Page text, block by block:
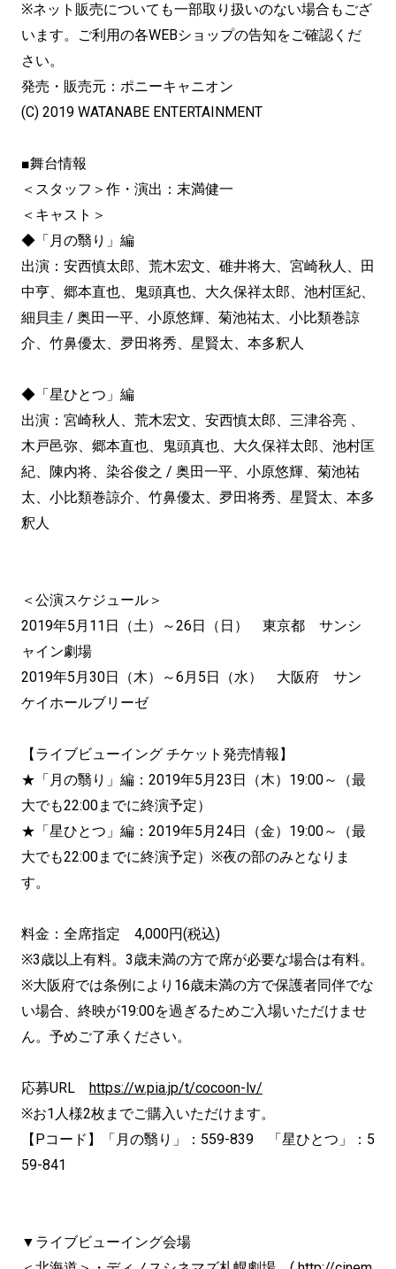
※ネット販売についても一部取り扱いのない場合もござ
います。ご利用の各WEBショップの告知をご確認くだ
さい。
発売・販売元：ポニーキャニオン
(C) 2019 WATANABE ENTERTAINMENT
■舞台情報
＜スタッフ＞作・演出：末満健一
＜キャスト＞
◆「月の翳り」編
出演：安西慎太郎、荒木宏文、碓井将大、宮崎秋人、田
中亨、郷本直也、鬼頭真也、大久保祥太郎、池村匡紀、
細貝圭 / 奥田一平、小原悠輝、菊池祐太、小比類巻諒
介、竹鼻優太、夛田将秀、星賢太、本多釈人
◆「星ひとつ」編
出演：宮崎秋人、荒木宏文、安西慎太郎、三津谷亮 、
木戸邑弥、郷本直也、鬼頭真也、大久保祥太郎、池村匡
紀、陳内将、染谷俊之 / 奥田一平、小原悠輝、菊池祐
太、小比類巻諒介、竹鼻優太、夛田将秀、星賢太、本多
釈人
＜公演スケジュール＞
2019年5月11日（土）～26日（日） 東京都 サンシ
ャイン劇場
2019年5月30日（木）～6月5日（水） 大阪府 サン
ケイホールブリーゼ
【ライブビューイング チケット発売情報】
★「月の翳り」編：2019年5月23日（木）19:00～（最
大でも22:00までに終演予定）
★「星ひとつ」編：2019年5月24日（金）19:00～（最
大でも22:00までに終演予定）※夜の部のみとなりま
す。
料金：全席指定 4,000円(税込)
※3歳以上有料。3歳未満の方で席が必要な場合は有料。
※大阪府では条例により16歳未満の方で保護者同伴でな
い場合、終映が19:00を過ぎるためご入場いただけませ
ん。予めご了承ください。
応募URL https://w.pia.jp/t/cocoon-lv/
※お1人様2枚までご購入いただけます。
【Pコード】「月の翳り」：559-839 「星ひとつ」：5
59-841
▼ライブビューイング会場